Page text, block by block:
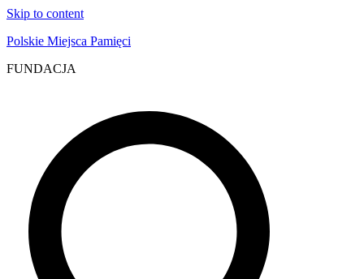
Skip to content
Polskie Miejsca Pamięci
FUNDACJA